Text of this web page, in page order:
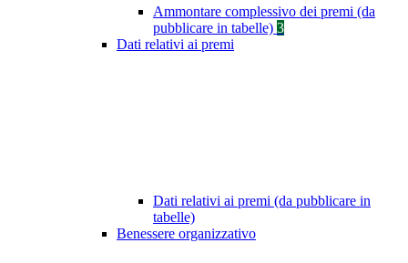
Ammontare complessivo dei premi (da
pubblicare in tabelle) 3
Dati relativi ai premi
Dati relativi ai premi (da pubblicare in
tabelle)
Benessere organizzativo